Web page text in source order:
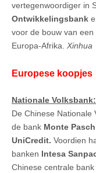
vertegenwoordiger in
Ontwikkelingsbank
voor de bouw van
Europa-Afrika. Xinhua
Europese koopjes
Nationale
De Chinese Nationale
de bank Monte
UniCredit. Voordien
banken Intesa
Chinese centrale